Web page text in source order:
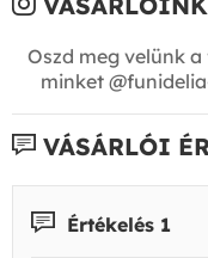
Oszd meg velünk
minket
VÁSÁRLÓI
Értékelés 1